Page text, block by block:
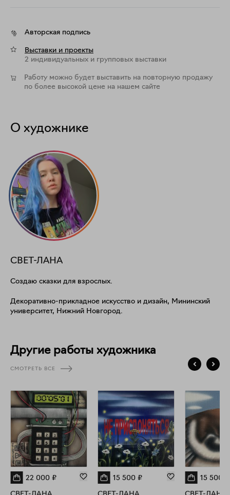
Авторская подпись
Выставки и проекты
2 индивидуальных и групповых выставки
Работу можно будет выставить на повторную продажу
по более высокой цене на нашем сайте
О художнике
СВЕТ-ЛАНА
Создаю сказки для взрослых.
Декоративно-прикладное искусство и дизайн, Мининский
университет, Нижний Новгород.
Другие работы художника
СМОТРЕТЬ ВСЕ
22 000 ₽ 15 500 ₽ 15 500